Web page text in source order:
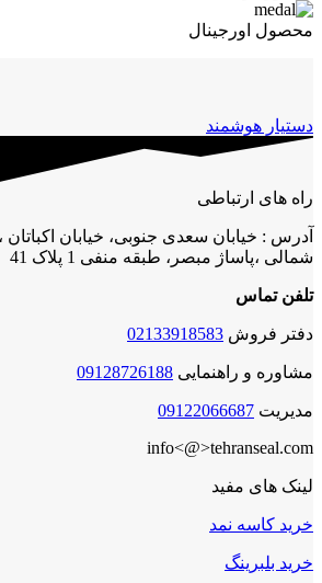
محصول اورجینال
دستیار هوشمند
راه های ارتباطی
آدرس : خیابان سعدی جنوبی، خیابان اکباتان
شمالی ،پاساژ مبصر، طبقه منفی 1 پلاک 41
تلفن تماس
دفتر فروش 02133918583
مشاوره و راهنمایی 09128726188
مدیریت 09122066687
info<@>tehranseal.com
لینک های مفید
خرید کاسه نمد
خرید بلبرینگ